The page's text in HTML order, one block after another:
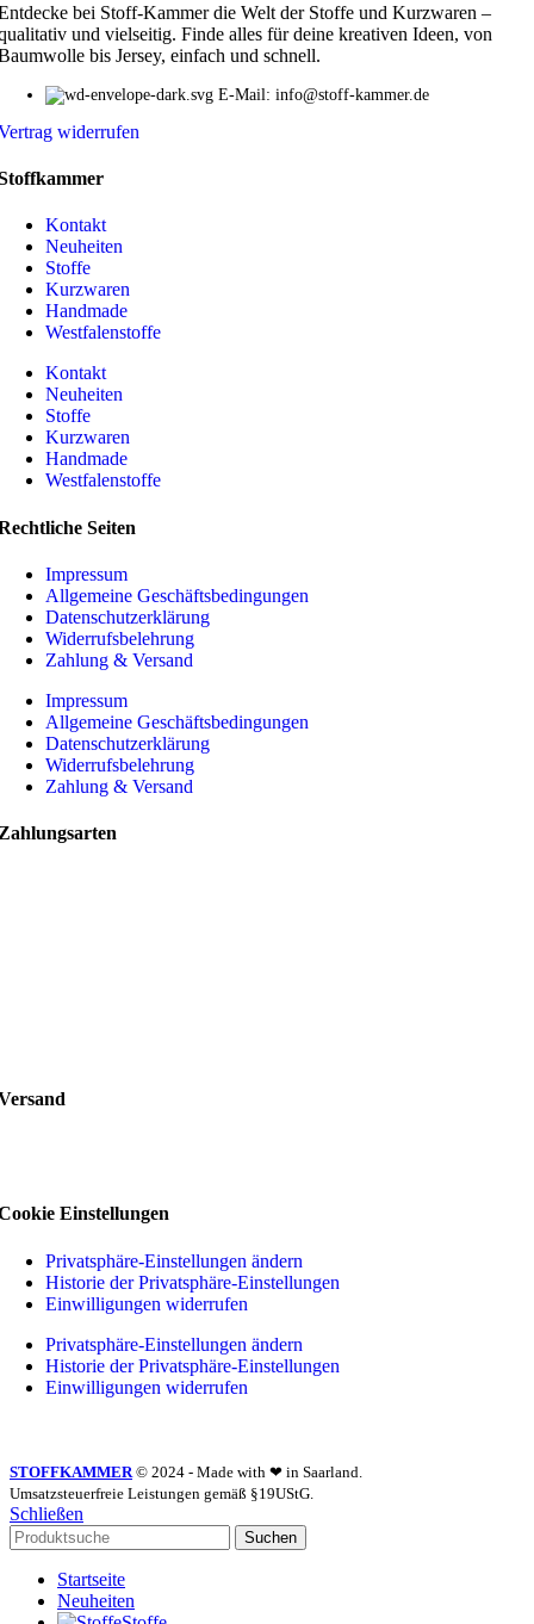
bei Stoff-Kammer die Welt der Stoffe und Kurzwaren –
und vielseitig. Finde alles für deine kreativen Ideen, von
bis Jersey, einfach und schnell.
E-Mail: info@stoff-kammer.de
widerrufen
Kontakt
Neuheiten
Stoffe
Kurzwaren
Handmade
Westfalenstoffe
Kontakt
Neuheiten
Stoffe
Kurzwaren
Handmade
Westfalenstoffe
Seiten
Impressum
Allgemeine Geschäftsbedingungen
Datenschutzerklärung
Widerrufsbelehrung
Zahlung & Versand
Impressum
Allgemeine Geschäftsbedingungen
Datenschutzerklärung
Widerrufsbelehrung
Zahlung & Versand
Einstellungen
Privatsphäre-Einstellungen ändern
Historie der Privatsphäre-Einstellungen
Einwilligungen widerrufen
Privatsphäre-Einstellungen ändern
Historie der Privatsphäre-Einstellungen
Einwilligungen widerrufen
STOFFKAMMER © 2024 - Made with ❤ in Saarland.
Umsatzsteuerfreie Leistungen gemäß §19UStG.
Schließen
Suchen
Startseite
Neuheiten